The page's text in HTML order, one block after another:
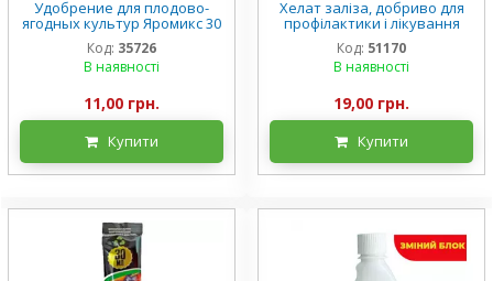
Удобрение для плодово-
ягодных культур Яромикс 30
мл. (на 10 л. воды) Agromaxi
Код: 35726
В наявності
11,00 грн.
Купити
Хелат заліза, добриво для
профілактики і лікування
хлорозу рослин Quantum
(Квантум) 30 мл (на 5 л. води)
Код: 51170
В наявності
19,00 грн.
Купити